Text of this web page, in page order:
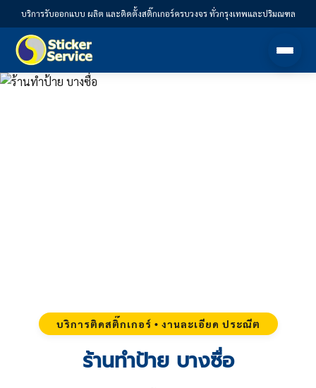
บริการรับออกแบบ ผลิต และติดตั้งสติ๊กเกอร์ครบวงจร ทั่วกรุงเทพและปริมณฑล
บริการติดสติ๊กเกอร์ • งานละเอียด ประณีต
ร้านทำป้าย บางซื่อ